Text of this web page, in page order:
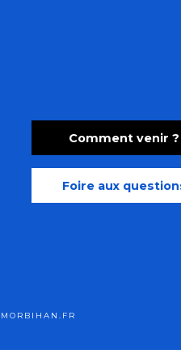
Comment venir ?
Foire aux
MORBIHAN.FR